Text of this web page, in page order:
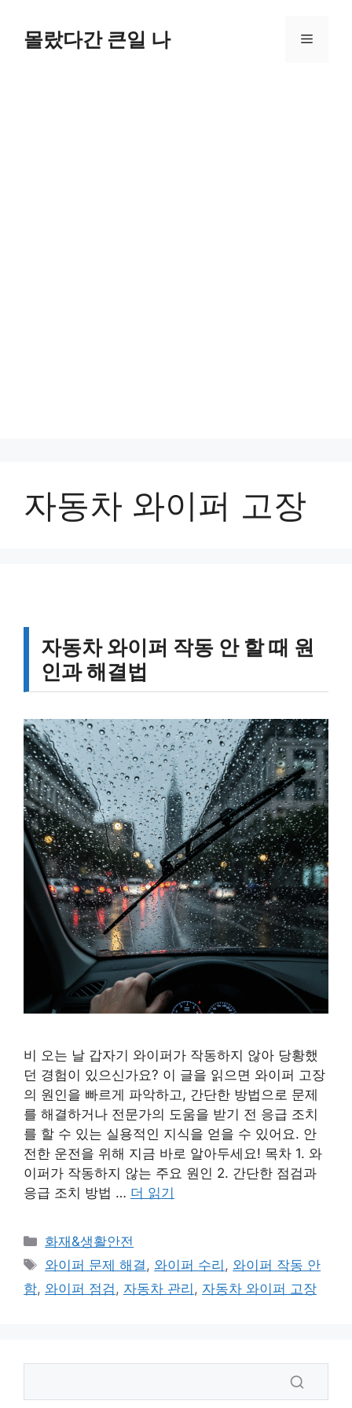
몰랐다간 큰일 나 메
자동차 와이퍼 고장
자동차 와이퍼 작동 안 할 때 원
인과 해결법
비 오는 날 갑자기 와이퍼가 작동하지 않아 당황했
던 경험이 있으신가요? 이 글을 읽으면 와이퍼 고장
의 원인을 빠르게 파악하고, 간단한 방법으로 문제
를 해결하거나 전문가의 도움을 받기 전 응급 조치
를 할 수 있는 실용적인 지식을 얻을 수 있어요. 안
전한 운전을 위해 지금 바로 알아두세요! 목차 1. 와
이퍼가 작동하지 않는 주요 원인 2. 간단한 점검과
응급 조치 방법 … 더 읽기
카
테
리
화재&생활안전
태
그
와이퍼 문제 해결 , 와이퍼 수리 , 와이퍼 작동 안
함, 와이퍼 점검, 자동차 관리 , 자동차 와이퍼 고장